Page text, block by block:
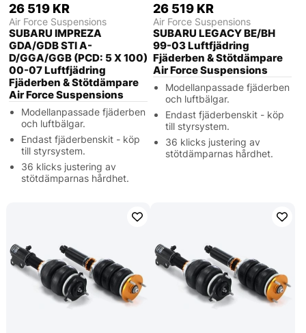
26 519 KR
Air Force Suspensions
SUBARU IMPREZA
GDA/GDB STI A-
D/GGA/GGB (PCD: 5 X 100)
00-07 Luftfjädring
Fjäderben & Stötdämpare
Air Force Suspensions
Modellanpassade fjäderben
och luftbälgar.
Endast fjäderbenskit - köp
till styrsystem.
36 klicks justering av
stötdämparnas hårdhet.
26 519 KR
Air Force Suspensions
SUBARU LEGACY BE/BH
99-03 Luftfjädring
Fjäderben & Stötdämpare
Air Force Suspensions
Modellanpassade fjäderben
och luftbälgar.
Endast fjäderbenskit - köp
till styrsystem.
36 klicks justering av
stötdämparnas hårdhet.